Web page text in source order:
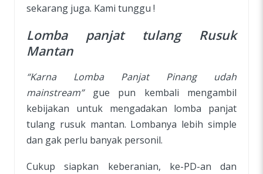
sekarang juga. Kami tunggu !
Lomba panjat tulang Rusuk
Mantan
“Karna Lomba Panjat Pinang udah
mainstream” gue pun kembali mengambil
kebijakan untuk mengadakan lomba panjat
tulang rusuk mantan. Lombanya lebih simple
dan gak perlu banyak personil.
Cukup siapkan keberanian, ke-PD-an dan